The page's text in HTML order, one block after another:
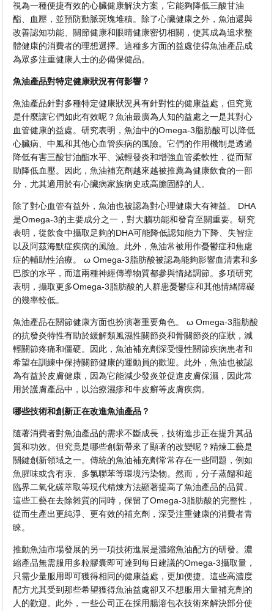
視為一種便捷有效的心臟健康解決方案，它能夠降低三酸甘油
酯、血壓，並預防動脈斑塊堆積。除了心臟健康之外，魚油還與
改善認知功能、關節健康和眼睛健康密切相關，使其成為追求整
體健康的消費者的理想選擇。這種多方面的益處使得魚油產品成
為眾多注重健康人士的必備保健品。
魚油產品對特定健康狀況有何影響？
魚油產品針對多種特定健康狀況具有針對性的健康益處，但究竟
是什麼讓它們如此有效呢？魚油最廣為人知的益處之一是其對心
血管健康的益處。研究表明，魚油中的Omega-3脂肪酸可以降低
心臟病、中風和其他心血管疾病的風險。它們的作用機制是透過
降低有害三酸甘油酯水平、減輕發炎和增強血管柔軟性，從而幫
助降低血壓。因此，魚油補充劑越來越被推薦為健康飲食的一部
分，尤其適用於有心臟病家族病史或高膽固醇的人。
除了對心血管有益外，魚油也被認為對心理健康大有裨益。 DHA
是Omega-3的主要成分之一，對大腦功能和發育至關重要。研究
表明，從飲食中攝取足夠的DHA可能降低認知能力下降、失智症
以及阿茲海默症疾病的風險。此外，魚油常被用作憂鬱症和焦慮
症的輔助性治療。 ω Omega-3脂肪酸被認為能夠影響血清素和多
巴胺的水平，而這兩種神經傳導物質都參與情緒調節。多項研究
表明，攝取更多Omega-3脂肪酸的人群患憂鬱症和其他情緒障礙
的幾率較低。
魚油產品在關節健康方面也扮演著重要角色。 ω Omega-3脂肪酸
的抗發炎特性有助於緩解類風濕性關節炎和骨關節炎的症狀，減
輕關節疼痛和僵硬。因此，魚油補充劑深受慢性關節疾病患者和
希望在訓練中保持關節健康的運動員的歡迎。此外，魚油也被認
為有益於皮膚健康，因為它能減少發炎並促進皮膚保濕，因此常
用於護膚產品中，以治療濕疹和牛皮癬等皮膚疾病。
哪些技術和創新正在改進魚油產品？
隨著消費者對魚油產品的需求不斷成長，技術進步正在提升其品
質和功效。但究竟是哪些創新帶來了顯著的改變呢？精煉工藝是
關鍵創新領域之一。傳統的魚油補充劑常常存在一些問題，例如
魚腥味或含有汞、多氯聯苯等環境污染物。然而，分子蒸餾和超
臨界二氧化碳萃取等現代精煉方法顯著提高了魚油產品的品質。
這些工藝在去除雜質的同時，保留了Omega-3脂肪酸的完整性，
從而生產出更純淨、更有效的補充劑，深受注重健康的消費者青
睞。
推動魚油市場發展的另一項技術進展是濃縮魚油配方的研發。濃
縮產品無需服用多粒膠囊即可達到每日建議的Omega-3攝取量，
只需少量服用即可獲得相同的健康益處，更加便捷。這些高濃度
配方尤其受到那些希望獲得魚油益處卻又不想服用大量補充劑的
人的歡迎。此外，一些公司正在採用腸溶包衣技術來解決部分使